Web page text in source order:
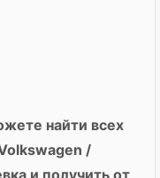
найти всех
/
и получить от